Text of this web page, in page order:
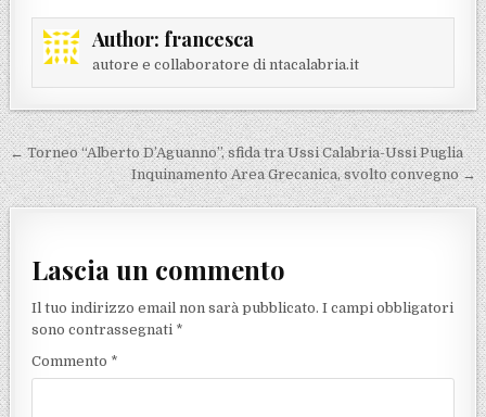
Author: francesca
autore e collaboratore di ntacalabria.it
Navigazione articoli
← Torneo “Alberto D’Aguanno”, sfida tra Ussi Calabria-Ussi Puglia
Inquinamento Area Grecanica, svolto convegno →
Lascia un commento
Il tuo indirizzo email non sarà pubblicato. I campi obbligatori
sono contrassegnati *
Commento *